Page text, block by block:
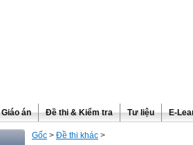
Giáo án Đề thi & Kiểm tra Tư liệu E-
Gốc > Đề thi khác >